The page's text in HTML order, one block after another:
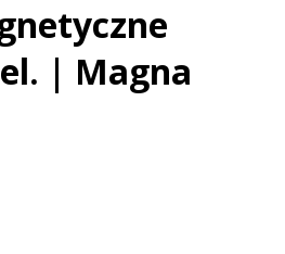
| Magna